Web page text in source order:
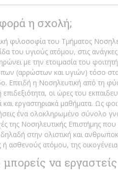
η σχολή;
φιλοσοφία του Τμήματος
του υγιούς ατόμου, στις
με την ετοιμασία του
(αρρώστων και υγιών) τόσο
Επειδή η Νοσηλευτική από τη
επιδεξιότητα, οι ώρες του
και εργαστηριακά μαθήματα. Ως
ένα ολοκληρωμένο σύνολο
της Νοσηλευτικής Επιστήμης
δηλαδή στην ολιστική και
ή ασθενούς ατόμου, της
να